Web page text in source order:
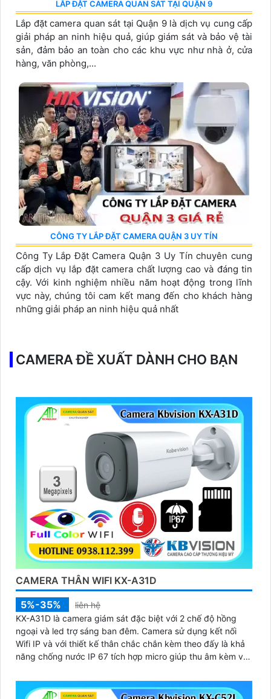
LẮP ĐẶT CAMERA QUAN SÁT TẠI QUẬN 9
Lắp đặt camera quan sát tại Quận 9 là dịch vụ cung cấp
giải pháp an ninh hiệu quả, giúp giám sát và bảo vệ tài
sản, đảm bảo an toàn cho các khu vực như nhà ở, cửa
hàng, văn phòng,...
CÔNG TY LẮP ĐẶT CAMERA QUẬN 3 UY TÍN
Công Ty Lắp Đặt Camera Quận 3 Uy Tín chuyên cung
cấp dịch vụ lắp đặt camera chất lượng cao và đáng tin
cậy. Với kinh nghiệm nhiều năm hoạt động trong lĩnh
vực này, chúng tôi cam kết mang đến cho khách hàng
những giải pháp an ninh hiệu quả nhất
CAMERA ĐỀ XUẤT DÀNH CHO BẠN
CAMERA THÂN WIFI KX-A31D
5%-35%
liên hệ
KX-A31D là camera giám sát đặc biệt với 2 chế độ hồng
ngoại và led trợ sáng ban đêm. Camera sử dụng kết nối
Wifi IP và với thiết kế thân chắc chắn kèm theo đấy là khả
năng chống nước IP 67 tích hợp micro giúp thu âm kèm với